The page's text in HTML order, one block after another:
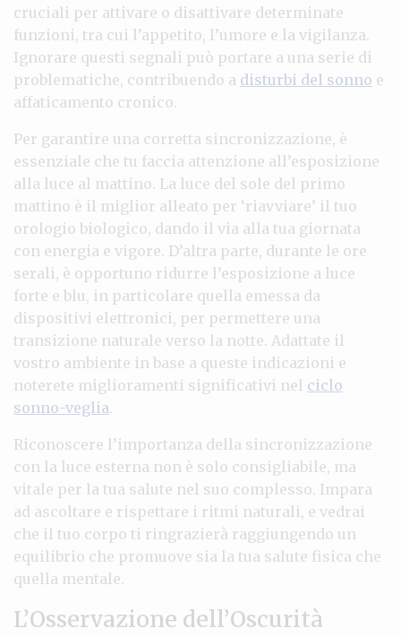
cruciali per attivare o disattivare determinate
funzioni, tra cui l’appetito, l’umore e la vigilanza.
Ignorare questi segnali può portare a una serie di
problematiche, contribuendo a disturbi del sonno e
affaticamento cronico.
Per garantire una corretta sincronizzazione, è
essenziale che tu faccia attenzione all’esposizione
alla luce al mattino. La luce del sole del primo
mattino è il miglior alleato per ‘riavviare’ il tuo
orologio biologico, dando il via alla tua giornata
con energia e vigore. D’altra parte, durante le ore
serali, è opportuno ridurre l’esposizione a luce
forte e blu, in particolare quella emessa da
dispositivi elettronici, per permettere una
transizione naturale verso la notte. Adattate il
vostro ambiente in base a queste indicazioni e
noterete miglioramenti significativi nel ciclo
sonno-veglia.
Riconoscere l’importanza della sincronizzazione
con la luce esterna non è solo consigliabile, ma
vitale per la tua salute nel suo complesso. Impara
ad ascoltare e rispettare i ritmi naturali, e vedrai
che il tuo corpo ti ringrazierà raggiungendo un
equilibrio che promuove sia la tua salute fisica che
quella mentale.
L’Osservazione dell’Oscurità